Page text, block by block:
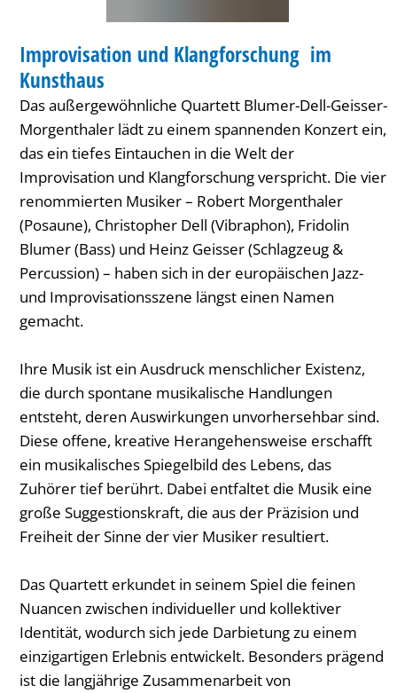
KATEGORIE: MUSIK
Improvisation und Klangforschung im
Kunsthaus
Das außergewöhnliche Quartett Blumer-Dell-Geisser-
Morgenthaler lädt zu einem spannenden Konzert ein,
das ein tiefes Eintauchen in die Welt der
Improvisation und Klangforschung verspricht. Die vier
renommierten Musiker – Robert Morgenthaler
(Posaune), Christopher Dell (Vibraphon), Fridolin
Blumer (Bass) und Heinz Geisser (Schlagzeug &
Percussion) – haben sich in der europäischen Jazz-
und Improvisationsszene längst einen Namen
gemacht.
Ihre Musik ist ein Ausdruck menschlicher Existenz,
die durch spontane musikalische Handlungen
entsteht, deren Auswirkungen unvorhersehbar sind.
Diese offene, kreative Herangehensweise erschafft
ein musikalisches Spiegelbild des Lebens, das
Zuhörer tief berührt. Dabei entfaltet die Musik eine
große Suggestionskraft, die aus der Präzision und
Freiheit der Sinne der vier Musiker resultiert.
Das Quartett erkundet in seinem Spiel die feinen
Nuancen zwischen individueller und kollektiver
Identität, wodurch sich jede Darbietung zu einem
einzigartigen Erlebnis entwickelt. Besonders prägend
ist die langjährige Zusammenarbeit von